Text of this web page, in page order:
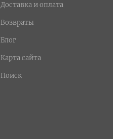
Доставка и оплата
Возвраты
Блог
Карта сайта
Поиск